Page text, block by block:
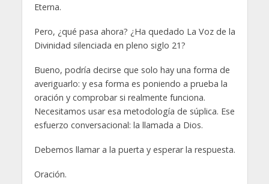
Eterna.
Pero, ¿qué pasa ahora? ¿Ha quedado La Voz de la
Divinidad silenciada en pleno siglo 21?
Bueno, podría decirse que solo hay una forma de
averiguarlo: y esa forma es poniendo a prueba la
oración y comprobar si realmente funciona.
Necesitamos usar esa metodología de súplica. Ese
esfuerzo conversacional: la llamada a Dios.
Debemos llamar a la puerta y esperar la respuesta.
Oración.